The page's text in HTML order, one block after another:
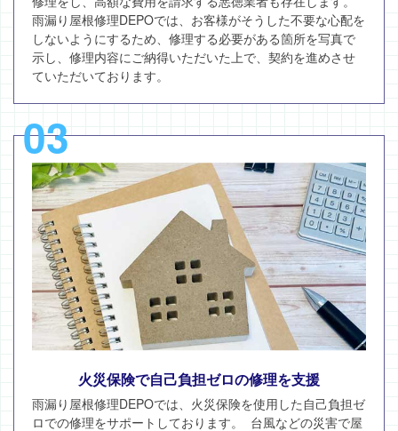
雨漏り屋根修理DEPOでは、お客様がそうした不要な心配を
しないようにするため、修理する必要がある箇所を写真で
示し、修理内容にご納得いただいた上で、契約を進めさせ
ていただいております。
03
火災保険で自己負担ゼロの修理を支援
雨漏り屋根修理DEPOでは、火災保険を使用した自己負担ゼ
ロでの修理をサポートしております。 台風などの災害で屋